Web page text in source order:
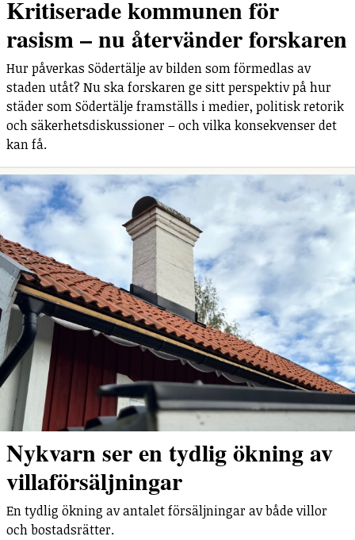
Kritiserade kommunen för
rasism – nu återvänder forskaren
Hur påverkas Södertälje av bilden som förmedlas av
staden utåt? Nu ska forskaren ge sitt perspektiv på hur
städer som Södertälje framställs i medier, politisk retorik
och säkerhetsdiskussioner – och vilka konsekvenser det
kan få.
Nykvarn ser en tydlig ökning av
villaförsäljningar
En tydlig ökning av antalet försäljningar av både villor
och bostadsrätter.